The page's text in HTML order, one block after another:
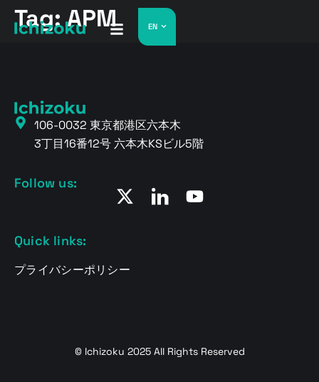
EN
Tag:APM
106-0032 東京都港区六本木
3丁目16番12号 六本木KSビル5階
Quick links:
プライバシーポリシー
Follow us:
© Ichizoku 2025 All Rights Reserved